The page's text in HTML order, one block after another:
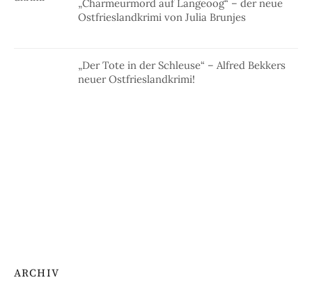
„Charmeurmord auf Langeoog“ – der neue
Ostfrieslandkrimi von Julia Brunjes
„Der Tote in der Schleuse“ – Alfred Bekkers
neuer Ostfrieslandkrimi!
ARCHIV